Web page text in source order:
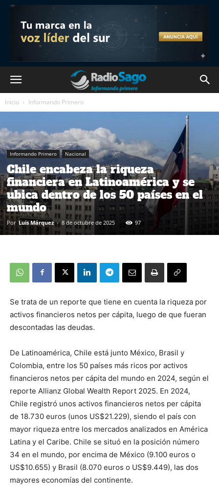
Inicio Informando Primero
Informando Primero Nacional
Chile encabeza la riqueza
financiera en Latinoamérica y se
ubica dentro de los 50 países en el
mundo
Por Luis Márquez - 8 de octubre de 2025 97
Se trata de un reporte que tiene en cuenta la riqueza por
activos financieros netos per cápita, luego de que fueran
descontadas las deudas.
De Latinoamérica, Chile está junto México, Brasil y
Colombia, entre los 50 países más ricos por activos
financieros netos per cápita del mundo en 2024, según el
reporte Allianz Global Wealth Report 2025. En 2024,
Chile registró unos activos financieros netos per cápita
de 18.730 euros (unos US$21.229), siendo el país con
mayor riqueza entre los mercados analizados en América
Latina y el Caribe. Chile se situó en la posición número
34 en el mundo, por encima de México (9.100 euros o
US$10.655) y Brasil (8.070 euros o US$9.449), las dos
mayores economías del continente.